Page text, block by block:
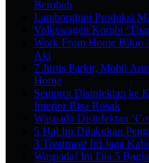
Berubah
Lamborghini Produksi
Volkswagen Kombi
Work From Home Bikin
Aki
7 Jurus Parkir, Mobil
Home
Semprot Disinfektan ke
Interior Bisa Rusak
Waspada Disinfektan
5 Hal Ini Dilakukan
3 Treatment Ini Jaga
Waspada! Ini Dia 5